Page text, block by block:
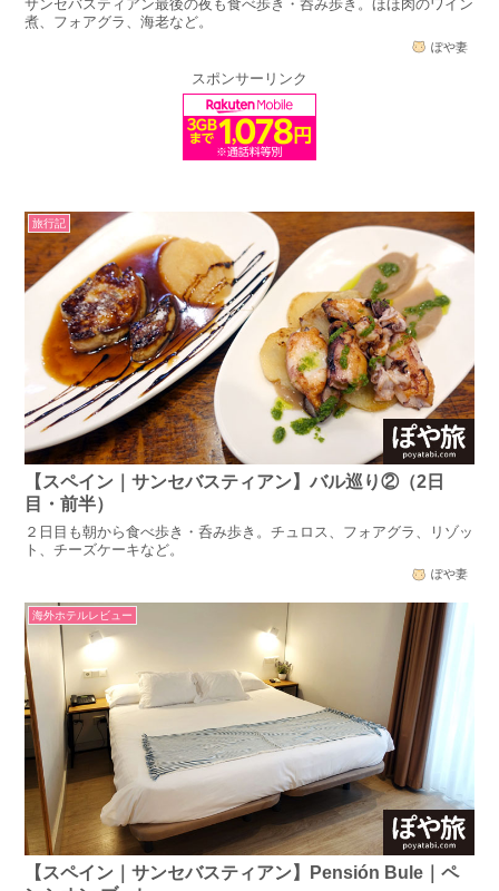
サンセバスティアン最後の夜も食べ歩き・呑み歩き。ほほ肉のワイン
煮、フォアグラ、海老など。
ぽや妻
スポンサーリンク
旅行記
【スペイン｜サンセバスティアン】バル巡り②（2日
目・前半）
２日目も朝から食べ歩き・呑み歩き。チュロス、フォアグラ、リゾッ
ト、チーズケーキなど。
ぽや妻
海外ホテルレビュー
【スペイン｜サンセバスティアン】Pensión Bule｜ペ